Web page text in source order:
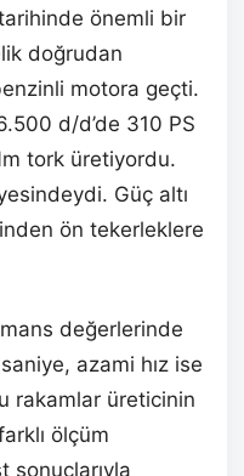
önemli bir
doğrudan
motora geçti.
d/d’de 310 PS
tork üretiyordu.
Güç altı
ön tekerleklere
değerlerinde
azami hız ise
rakamlar üreticinin
ölçüm
sonuçlarıyla